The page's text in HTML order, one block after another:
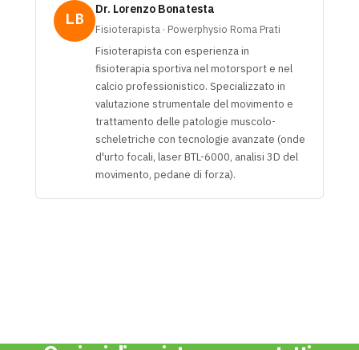
LB
Dr. Lorenzo Bonatesta
Fisioterapista · Powerphysio Roma Prati
Fisioterapista con esperienza in
fisioterapia sportiva nel motorsport e nel
calcio professionistico. Specializzato in
valutazione strumentale del movimento e
trattamento delle patologie muscolo-
scheletriche con tecnologie avanzate (onde
d'urto focali, laser BTL-6000, analisi 3D del
movimento, pedane di forza).